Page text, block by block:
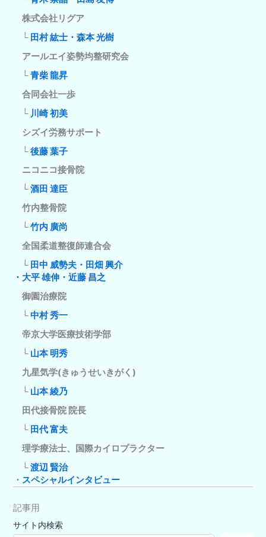
株式会社リグア
└ 田村 紘士・森本 光樹
アールエイ姿勢均整研究会
└青柴 龍昇
合同会社一歩
└ 川崎 初美
シズイ労務サポート
└後藤 葉子
ニコニコ接骨院
└酒田 達臣
竹内整骨院
└竹内 廣尚
全国柔道整復師連合会
└ 田中 威勢夫・田畑 興介
・大平 雄伸・近藤 昌之
御園治療院
└中村 秀一
帝京大学医療技術学部
└ 山本 明秀
九星気学(きゅうせいきがく)
└ 山本 綾乃
田代接骨院 院長
└ 田代 富夫
理学療法士、国際カイロプラクター
└渡辺 賢治
・ スペシャルインタビュー
記事用
サイト内検索